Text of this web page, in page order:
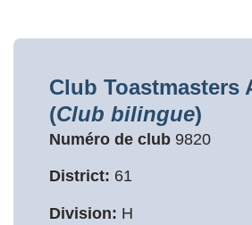
Club Toastmasters
(Club bilingue)
Numéro de club 9820
District: 61
Division: H